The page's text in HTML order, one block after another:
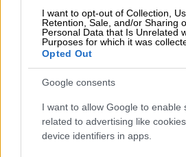
I want to opt-out of Collection,
Retention, Sale, and/or Sharing
Personal Data that Is Unrelated
Purposes for which it was
Opted Out
Google consents
I want to allow Google to enable
related to advertising like
device identifiers in apps.
Paw Today αναζητούν
Μουτζούρηένα υπεύθυνο
Είναι σημαντικό να
υιοθεσία θα
νόμιμες διαδικασίες,
μικρός μας φίλος θα
ανθρώπους πουθα τον
τη ζωή.